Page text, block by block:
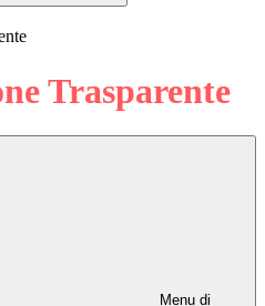
Trasparente
Menu di